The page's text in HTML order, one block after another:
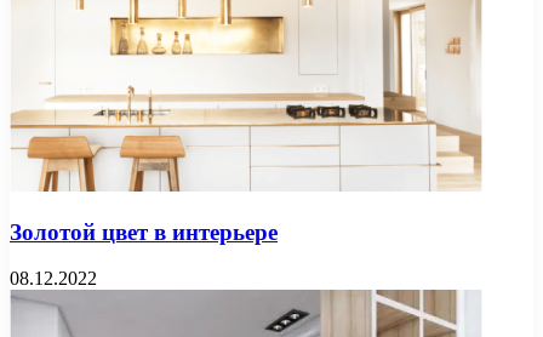
Золотой цвет в интерьере
08.12.2022